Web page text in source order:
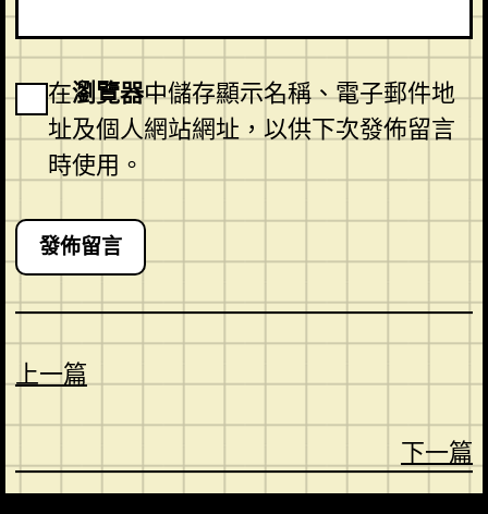
在瀏覽器中儲存顯示名稱、電子郵件地
址及個人網站網址，以供下次發佈留言
時使用。
上一篇
下一篇